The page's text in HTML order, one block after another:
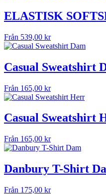
ELASTISK
Från 539,00 kr
Casual Sweatshirt
Från 165,00 kr
Casual Sweatshirt
Från 165,00 kr
Danbury T-Shirt
Från 175,00 kr